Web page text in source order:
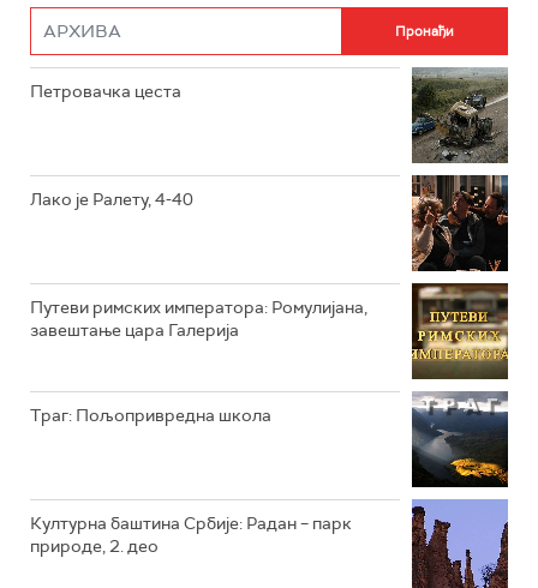
Петровачка цеста
Лако је Ралету, 4-40
Путеви римских императора: Ромулијана,
завештање цара Галерија
Траг: Пољопривредна школа
Културна баштина Србије: Радан – парк
природе, 2. део